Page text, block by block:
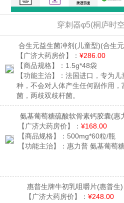
穿刺器φ5(桐庐时
合生元益生菌冲剂(儿童型)(合生
【广济大药房价】： ¥286.00
【商品规格】： 1.5g*48袋
【功能主治】： 法国进口，专为儿
种，不会对人体产生任何副作用
菌，两歧双歧杆菌。
氨基葡萄糖硫酸软骨素钙胶囊(惠
【广济大药房价】： ¥168.00
【商品规格】： 500mg*60粒/瓶
【功能主治】： 惠力普 氨基葡萄
惠普生牌牛初乳咀嚼片(惠普生)
【广济大药房价】： ¥248.00